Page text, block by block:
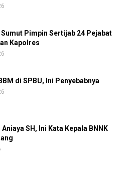
Sumut Pimpin Sertijab 24 Pejabat
Kapolres
di SPBU, Ini Penyebabnya
SH, Ini Kata Kepala BNNK